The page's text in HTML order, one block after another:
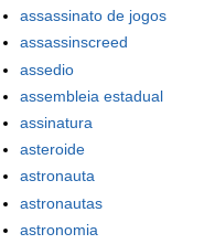
assassinato de jogos
assassinscreed
assedio
assembleia estadual
assinatura
asteroide
astronauta
astronautas
astronomia